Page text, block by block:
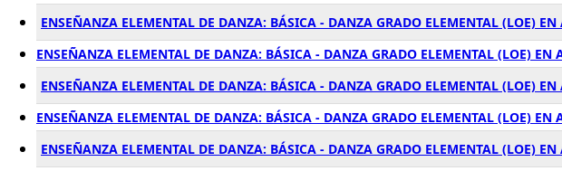
ENSEÑANZA ELEMENTAL DE DANZA: BÁSICA - DANZA GRADO ELEMENTAL (LOE)
ENSEÑANZA ELEMENTAL DE DANZA: BÁSICA - DANZA GRADO ELEMENTAL (LOE) EN
ENSEÑANZA ELEMENTAL DE DANZA: BÁSICA - DANZA GRADO ELEMENTAL (LOE) EN
ENSEÑANZA ELEMENTAL DE DANZA: BÁSICA - DANZA GRADO ELEMENTAL (LOE) EN
ENSEÑANZA ELEMENTAL DE DANZA: BÁSICA - DANZA GRADO ELEMENTAL (LOE)